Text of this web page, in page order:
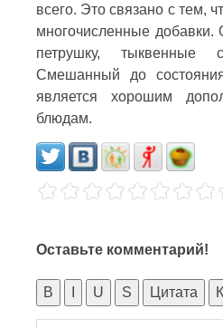
всего. Это связано с тем,
многочисленные добавки.
петрушку, тыквенные
Смешанный до
является хорошим
блюдам.
Оставьте комментарий!
B U S Цитата